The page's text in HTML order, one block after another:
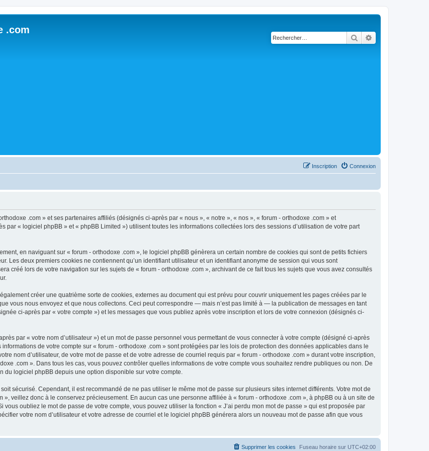
.com
Rechercher
Connexion
Inscription
.com » et ses partenaires affiliés (désignés ci-après par « nous », « notre », « nos », « forum - orthodoxe .com » et
par « logiciel phpBB » et « phpBB Limited ») utilisent toutes les informations collectées lors des sessions d’utilisation de votre part
en naviguant sur « forum - orthodoxe .com », le logiciel phpBB génèrera un certain nombre de cookies qui sont de petits fichiers
Les deux premiers cookies ne contiennent qu’un identifiant utilisateur et un identifiant anonyme de session qui vous sont
créé lors de votre navigation sur les sujets de « forum - orthodoxe .com », archivant de ce fait tous les sujets que vous avez consultés
créer une quatrième sorte de cookies, externes au document qui est prévu pour couvrir uniquement les pages créées par le
vous nous envoyez et que nous collectons. Ceci peut correspondre — mais n’est pas limité à — la publication de messages en tant
ci-après par « votre compte ») et les messages que vous publiez après votre inscription et lors de votre connexion (désignés ci-
par « votre nom d’utilisateur ») et un mot de passe personnel vous permettant de vous connecter à votre compte (désigné ci-après
de votre compte sur « forum - orthodoxe .com » sont protégées par les lois de protection des données applicables dans le
nom d’utilisateur, de votre mot de passe et de votre adresse de courriel requis par « forum - orthodoxe .com » durant votre inscription,
.com ». Dans tous les cas, vous pouvez contrôler quelles informations de votre compte vous souhaitez rendre publiques ou non. De
du logiciel phpBB depuis une option disponible sur votre compte.
sécurisé. Cependant, il est recommandé de ne pas utiliser le même mot de passe sur plusieurs sites internet différents. Votre mot de
», veillez donc à le conservez précieusement. En aucun cas une personne affiliée à « forum - orthodoxe .com », à phpBB ou à un site de
oubliez le mot de passe de votre compte, vous pouvez utiliser la fonction « J’ai perdu mon mot de passe » qui est proposée par
votre nom d’utilisateur et votre adresse de courriel et le logiciel phpBB générera alors un nouveau mot de passe afin que vous
Fuseau horaire sur UTC+02:00
Supprimer les cookies